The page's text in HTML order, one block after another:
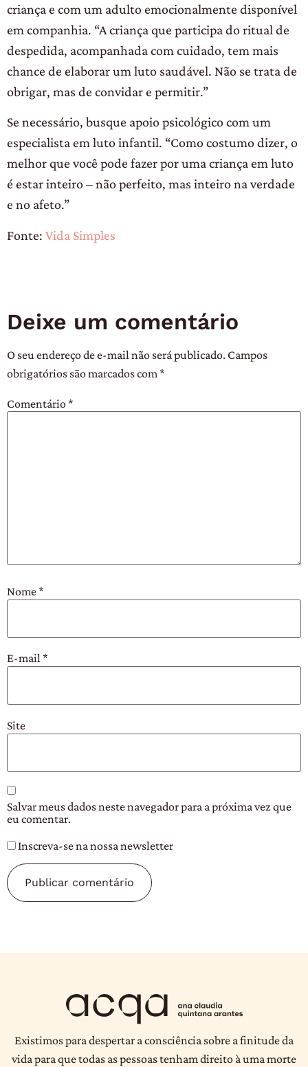
criança e com um adulto emocionalmente disponível
em companhia. “A criança que participa do ritual de
despedida, acompanhada com cuidado, tem mais
chance de elaborar um luto saudável. Não se trata de
obrigar, mas de convidar e permitir.”
Se necessário, busque apoio psicológico com um
especialista em luto infantil. “Como costumo dizer, o
melhor que você pode fazer por uma criança em luto
é estar inteiro – não perfeito, mas inteiro na verdade
e no afeto.”
Fonte: Vida Simples
Deixe um comentário
O seu endereço de e-mail não será publicado. Campos
obrigatórios são marcados com *
Comentário*
Nome*
E-mail*
Site
Salvar meus dados neste navegador para a próxima vez que
eu comentar.
Inscreva-se na nossa newsletter
Existimos para despertar a consciência sobre a finitude da
vida para que todas as pessoas tenham direito à uma morte